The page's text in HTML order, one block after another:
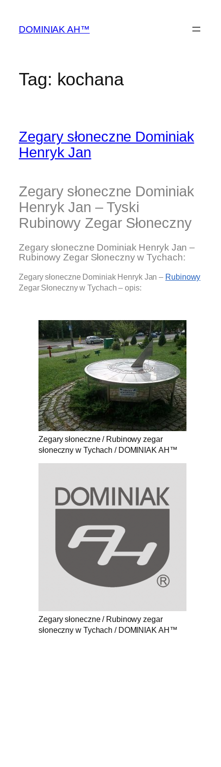
treściDOMINIAK AH™
Tag: kochana
Zegary słoneczne Dominiak
Henryk Jan
Zegary słoneczne Dominiak
Henryk Jan – Tyski
Rubinowy Zegar Słoneczny
Zegary słoneczne Dominiak Henryk Jan –
Rubinowy Zegar Słoneczny w Tychach:
Zegary słoneczne Dominiak Henryk Jan – Rubinowy
Zegar Słoneczny w Tychach – opis:
Zegary słoneczne / Rubinowy zegar
słoneczny w Tychach / DOMINIAK AH™
Zegary słoneczne / Rubinowy zegar
słoneczny w Tychach / DOMINIAK AH™